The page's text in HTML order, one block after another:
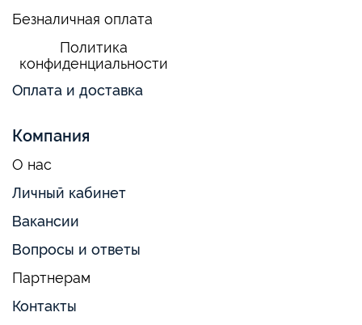
Безналичная оплата
Политика
конфиденциальности
Оплата и доставка
Компания
О нас
Личный кабинет
Вакансии
Вопросы и ответы
Партнерам
Контакты